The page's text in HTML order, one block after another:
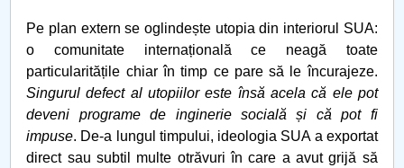
Pe plan extern se oglindește utopia din interiorul SUA:
o comunitate internațională ce neagă toate
particularitățile chiar în timp ce pare să le încurajeze.
Singurul defect al utopiilor este însă acela că ele pot
deveni programe de inginerie socială și că pot fi
impuse. De-a lungul timpului, ideologia SUA a exportat
direct sau subtil multe otrăvuri în care a avut grijă să